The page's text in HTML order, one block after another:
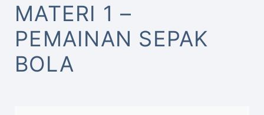
MATERI 1 –
PEMAINAN SEPAK
BOLA